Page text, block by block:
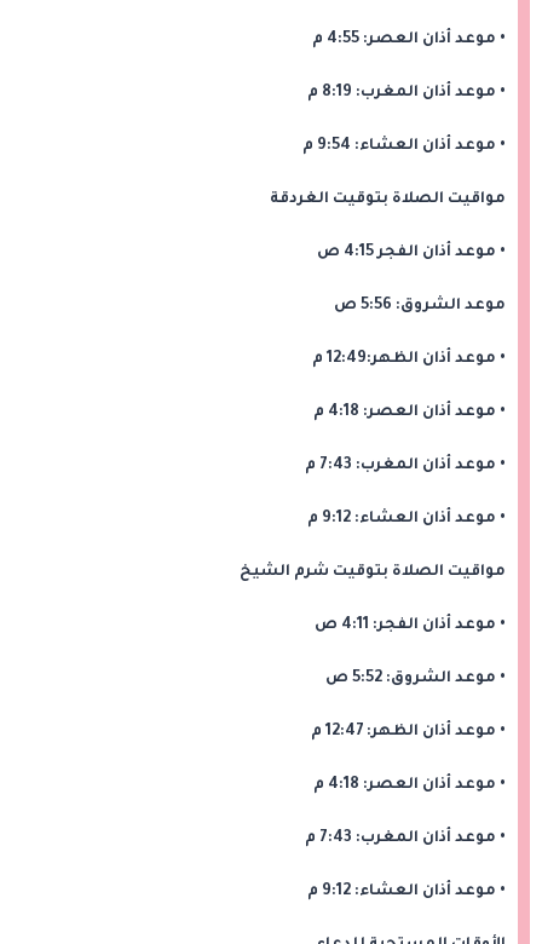
• موعد أذان ‎العصر: 4:55 م
• ‎موعد أذان المغرب: 8:19 م
• موعد أذان ‎العشاء: 9:54 م
مواقيت الصلاة بتوقيت الغردقة
• موعد أذان الفجر 4:15 ص
موعد الشروق: 5:56 ص
• موعد أذان الظهر:12:49 م
• موعد أذان العصر: 4:18 م
• موعد أذان المغرب: 7:43 م
• موعد أذان العشاء: 9:12 م
مواقيت الصلاة بتوقيت شرم الشيخ
• موعد أذان الفجر: 4:11 ص
• موعد الشروق: 5:52 ص
• موعد أذان الظهر: 12:47 م
• موعد أذان العصر: 4:18 م
• موعد أذان المغرب: 7:43 م
• موعد أذان العشاء: 9:12 م